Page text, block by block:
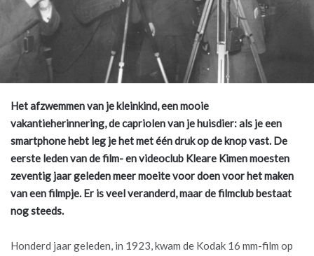
Het afzwemmen van je kleinkind, een mooie
vakantieherinnering, de capriolenvan je huisdier: als je een
smartphone hebt leg je het met één druk op de knopvast. De
eerste leden van de film- en videoclub Kleare Kimen moesten
zeventig jaar geleden meer moeite voor doen voor het maken
van een filmpje. Er is veelveranderd, maar de filmclub bestaat
nog steeds.
Honderd jaar geleden, in 1923, kwam de Kodak 16 mm-film op